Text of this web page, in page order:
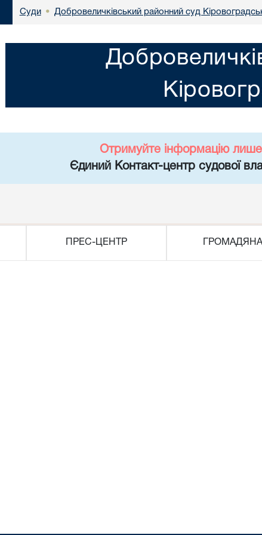
Суди • Добровеличківський районний суд
Отримуйте інформацію
Єдиний Контакт-центр судової
ПРЕС-ЦЕНТР